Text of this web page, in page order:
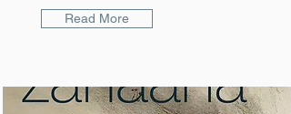
Read More